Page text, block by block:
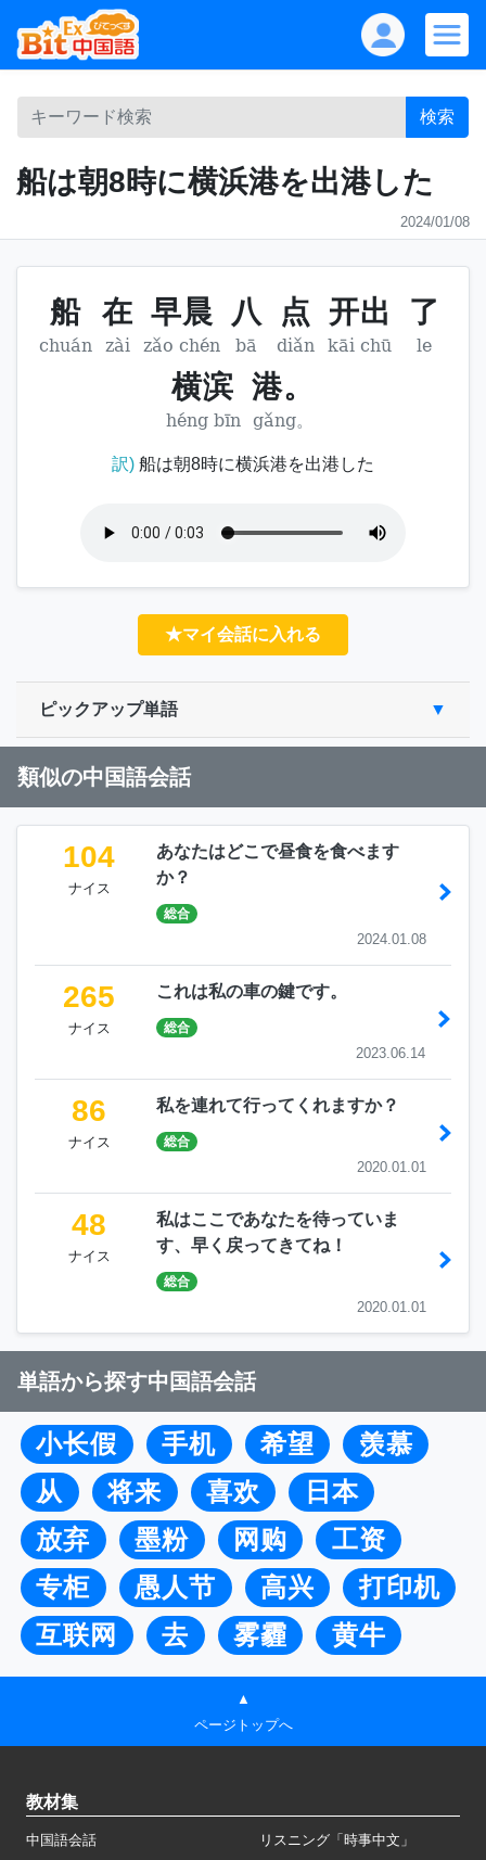
検索
船は朝8時に横浜港を出港した
2024/01/08
船 在 早晨 八 点 开出 了
chuán zài zǎo chén bā diǎn kāi chū le
横滨 港。
héng bīn gǎng。
訳) 船は朝8時に横浜港を出港した
★マイ会話に入れる
ピックアップ単語
類似の中国語会話
104
ナイス
あなたはどこで昼食を食べます
か？
総合
2024.01.08
265
ナイス
これは私の車の鍵です。
総合
2023.06.14
86
ナイス
私を連れて行ってくれますか？
総合
2020.01.01
48
ナイス
私はここであなたを待っていま
す、早く戻ってきてね！
総合
2020.01.01
単語から探す中国語会話
小长假 手机 希望
羡慕
从
将来 喜欢
日本
放弃
墨粉 网购
工资
专柜
愚人节 高兴
打印机
互联网
去 雾霾 黄牛
▲
ページトップへ
教材集
中国語会話
リスニング「時事中文」